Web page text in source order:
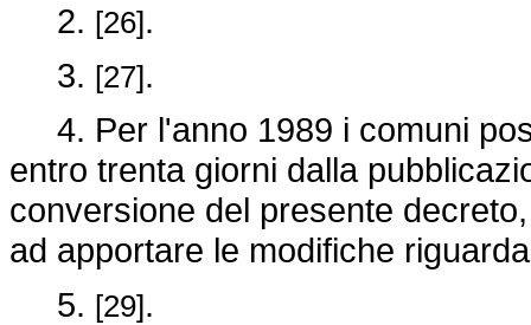
2. [26].
3. [27].
4. Per l'anno 1989 i comuni
entro trenta giorni dalla
conversione del presente
ad apportare le modifiche
5. [29].